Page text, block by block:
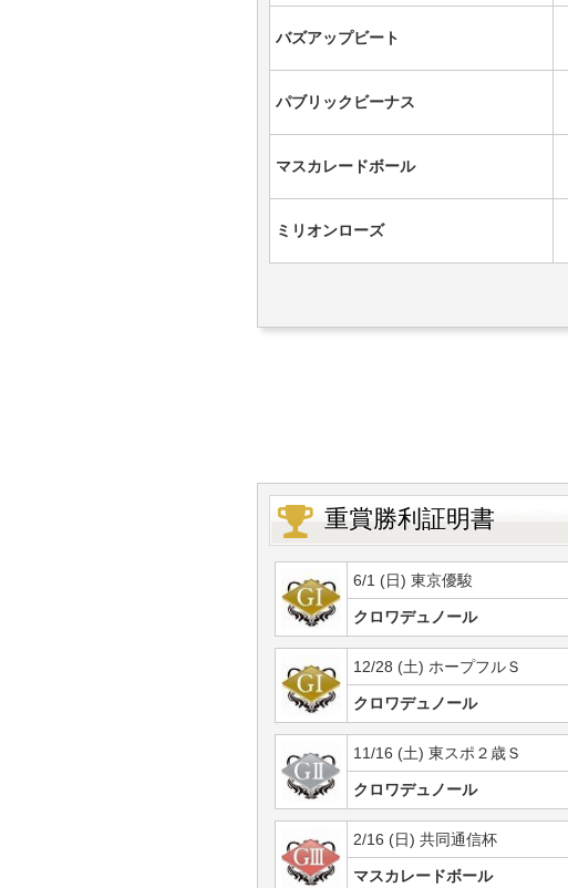
バズアップビート
パブリックビーナス
マスカレードボール
ミリオンローズ
重賞勝利証明書
6/1 (日) 東京優駿
クロワデュノール
12/28 (土) ホープフルＳ
クロワデュノール
11/16 (土) 東スポ２歳Ｓ
クロワデュノール
2/16 (日) 共同通信杯
マスカレードボール